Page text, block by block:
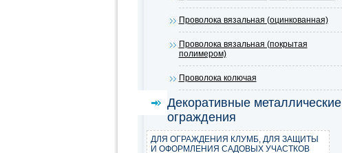
Проволока вязальная (оцинкованная)
Проволока вязальная (покрытая
полимером)
Проволока колючая
Декоративные металлические
ограждения
ДЛЯ ОГРАЖДЕНИЯ КЛУМБ, ДЛЯ ЗАЩИТЫ
И ОФОРМЛЕНИЯ САДОВЫХ УЧАСТКОВ